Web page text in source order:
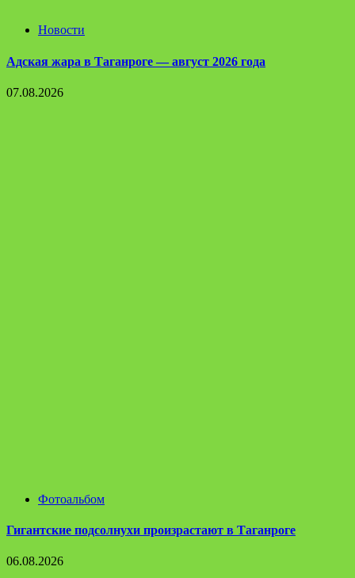
Новости
Адская жара в Таганроге — август 2026 года
07.08.2026
Фотоальбом
Гигантские подсолнухи произрастают в Таганроге
06.08.2026